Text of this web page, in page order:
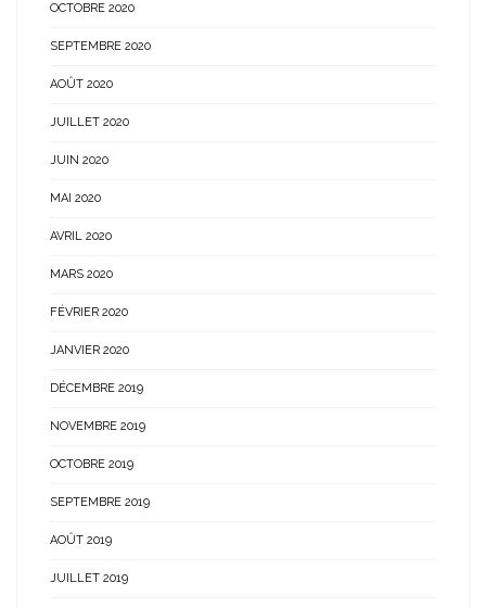
OCTOBRE 2020
SEPTEMBRE 2020
AOÛT 2020
JUILLET 2020
JUIN 2020
MAI 2020
AVRIL 2020
MARS 2020
FÉVRIER 2020
JANVIER 2020
DÉCEMBRE 2019
NOVEMBRE 2019
OCTOBRE 2019
SEPTEMBRE 2019
AOÛT 2019
JUILLET 2019